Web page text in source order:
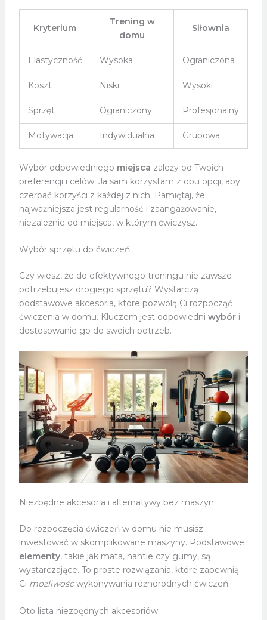
Kryterium
Trening w
domu
Siłownia
Elastyczność Wysoka Ograniczona
Koszt Niski Wysoki
Sprzęt Ograniczony Profesjonalny
Motywacja Indywidualna Grupowa
Wybór odpowiedniego miejsca zależy od Twoich
preferencji i celów. Ja sam korzystam z obu opcji, aby
czerpać korzyści z każdej z nich. Pamiętaj, że
najważniejsza jest regularność i zaangażowanie,
niezależnie od miejsca, w którym ćwiczysz.
Wybór sprzętu do ćwiczeń
Czy wiesz, że do efektywnego treningu nie zawsze
potrzebujesz drogiego sprzętu? Wystarczą
podstawowe akcesoria, które pozwolą Ci rozpocząć
ćwiczenia w domu. Kluczem jest odpowiedni wybóri
dostosowanie go do swoich potrzeb.
Niezbędne akcesoria i alternatywy bez maszyn
Do rozpoczęcia ćwiczeń w domu nie musisz
inwestować w skomplikowane maszyny. Podstawowe
elementy, takie jak mata, hantle czy gumy, są
wystarczające. To proste rozwiązania, które zapewnią
Ci możliwośćwykonywania różnorodnych ćwiczeń.
Oto lista niezbędnych akcesoriów: